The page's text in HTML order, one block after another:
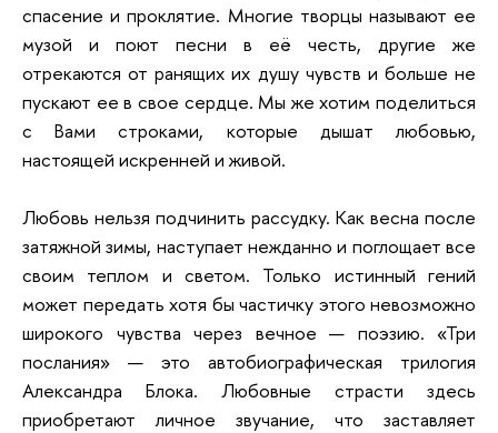
спасение и проклятие. Многие творцы называют ее
музой и поют песни в её честь, другие же
отрекаются от ранящих их душу чувств и больше не
пускают ее в свое сердце. Мы же хотим поделиться
с Вами строками, которые дышат любовью,
настоящей искренней и живой.
Любовь нельзя подчинить рассудку. Как весна после
затяжной зимы, наступает нежданно и поглощает все
своим теплом и светом. Только истинный гений
может передать хотя бы частичку этого невозможно
широкого чувства через вечное — поэзию. «Три
послания» — это автобиографическая трилогия
Александра Блока. Любовные страсти здесь
приобретают личное звучание, что заставляет